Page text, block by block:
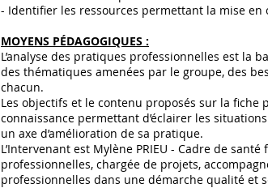
- Identifier les ressources permettant la mise
MOYENS PÉDAGOGIQUES :
L’analyse des pratiques professionnelles est la
des thématiques amenées par le groupe, des
chacun.
Les objectifs et le contenu proposés sur la
connaissance permettant d’éclairer les
un axe d’amélioration de sa pratique.
L’Intervenant est Mylène PRIEU - Cadre de
professionnelles, chargée de projets,
professionnelles dans une démarche qualité et